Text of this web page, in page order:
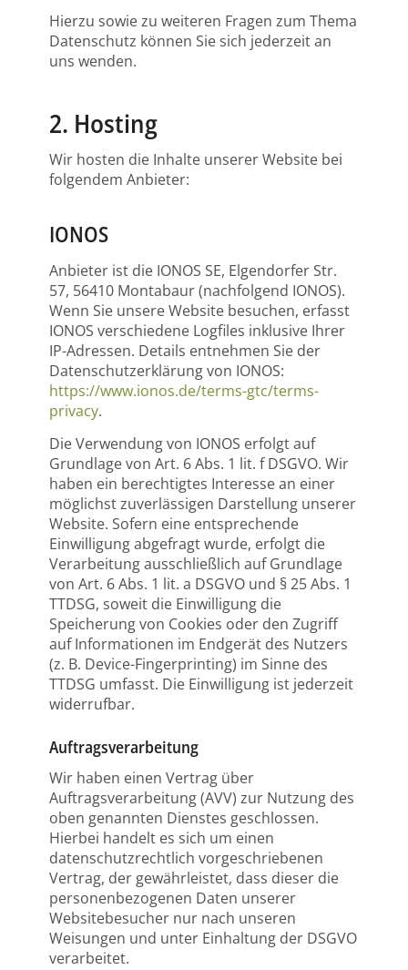
Hierzu sowie zu weiteren Fragen zum Thema
Datenschutz können Sie sich jederzeit an
uns wenden.
2. Hosting
Wir hosten die Inhalte unserer Website bei
folgendem Anbieter:
IONOS
Anbieter ist die IONOS SE, Elgendorfer Str.
57, 56410 Montabaur (nachfolgend IONOS).
Wenn Sie unsere Website besuchen, erfasst
IONOS verschiedene Logfiles inklusive Ihrer
IP-Adressen. Details entnehmen Sie der
Datenschutzerklärung von IONOS:
https://www.ionos.de/terms-gtc/terms-
privacy.
Die Verwendung von IONOS erfolgt auf
Grundlage von Art. 6 Abs. 1 lit. f DSGVO. Wir
haben ein berechtigtes Interesse an einer
möglichst zuverlässigen Darstellung unserer
Website. Sofern eine entsprechende
Einwilligung abgefragt wurde, erfolgt die
Verarbeitung ausschließlich auf Grundlage
von Art. 6 Abs. 1 lit. a DSGVO und § 25 Abs. 1
TTDSG, soweit die Einwilligung die
Speicherung von Cookies oder den Zugriff
auf Informationen im Endgerät des Nutzers
(z. B. Device-Fingerprinting) im Sinne des
TTDSG umfasst. Die Einwilligung ist jederzeit
widerrufbar.
Auftragsverarbeitung
Wir haben einen Vertrag über
Auftragsverarbeitung (AVV) zur Nutzung des
oben genannten Dienstes geschlossen.
Hierbei handelt es sich um einen
datenschutzrechtlich vorgeschriebenen
Vertrag, der gewährleistet, dass dieser die
personenbezogenen Daten unserer
Websitebesucher nur nach unseren
Weisungen und unter Einhaltung der DSGVO
verarbeitet.